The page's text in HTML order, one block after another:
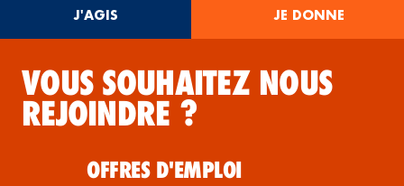
J'AGIS JE DONNE
VOUS SOUHAITEZ NOUS
REJOINDRE ?
OFFRES D'EMPLOI